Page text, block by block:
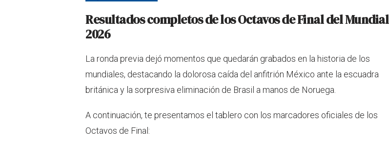
Resultados completos de los Octavos de Final del Mundial
2026
La ronda previa dejó momentos que quedarán grabados en la historia de los
mundiales, destacando la dolorosa caída del anfitrión México ante la escuadra
británica y la sorpresiva eliminación de Brasil a manos de Noruega.
A continuación, te presentamos el tablero con los marcadores oficiales de los
Octavos de Final: